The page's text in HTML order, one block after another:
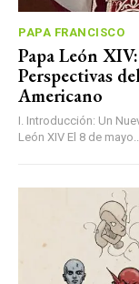
PAPA FRANCISCO
Papa León
Perspectivas
Americano
I. Introducción: Un
León XIV El 8 de mayo...